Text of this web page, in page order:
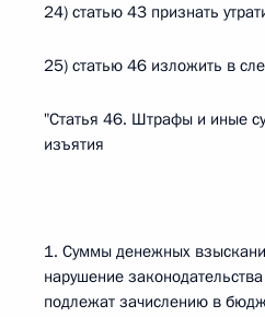
24) статью 43 признать
25) статью 46 изложить в
"Статья 46. Штрафы и иные
изъятия
1. Суммы денежных
нарушение
подлежат зачислению в